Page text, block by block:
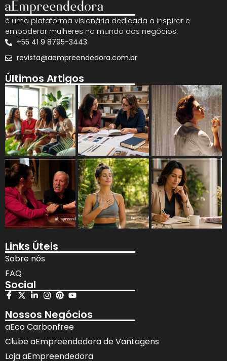
é uma plataforma visionária dedicada a inspirar e
empoderar mulheres no mundo dos negócios.
+55 41 9 8795-3443
revista@aempreendedora.com.br
Últimos Artigos
Links Úteis
Sobre nós
FAQ
Social
Nossos Negócios
aEco Carbonfree
Clube aEmpreendedora de Vantagens
Loja aEmpreendedora